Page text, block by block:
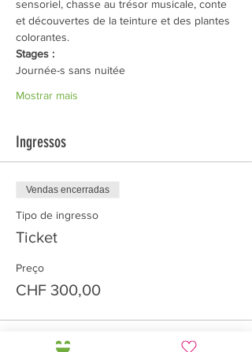
sensoriel, chasse au trésor musicale, conte
et découvertes de la teinture et des plantes
colorantes.
Stages :
Journée-s sans nuitée
Mostrar mais
Ingressos
Vendas encerradas
Tipo de ingresso
Ticket
Preço
CHF 300,00